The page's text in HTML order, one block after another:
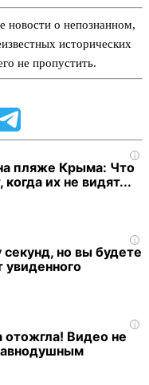
новости о непознанном,
исторических
не пропустить.
i
пляже Крыма: Что
их не видят...
i
но вы будете
увиденного
i
отожгла! Видео не